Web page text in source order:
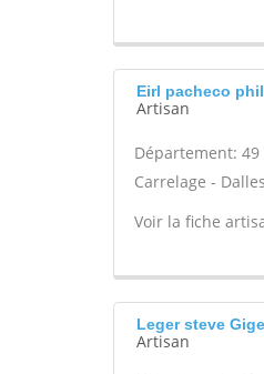
Eirl pacheco
Artisan
Département: 49
Carrelage -
Voir la fiche
Leger steve
Artisan